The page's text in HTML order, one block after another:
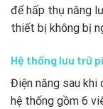
để hấp thụ năng
thiết bị không bị
Hệ thống lưu trữ
Điện năng sau
hệ thống gồm 6